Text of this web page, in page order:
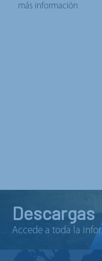
más información
Descargas
Accede a toda la